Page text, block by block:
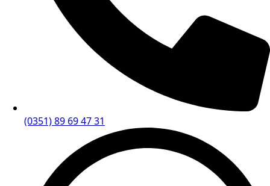
(0351) 89 69 47 31